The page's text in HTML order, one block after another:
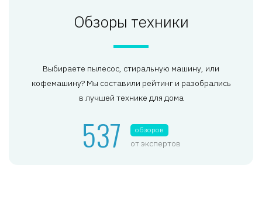
Обзоры техники
Выбираете пылесос, стиральную машину, или
кофемашину? Мы составили рейтинг и разобрались
в лучшей технике для дома
537 обзоров
от экспертов